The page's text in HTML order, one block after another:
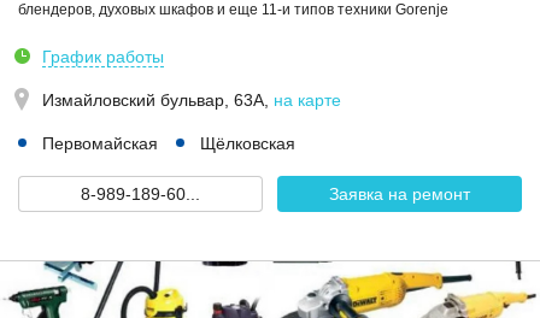
блендеров, духовых шкафов и еще 11-и типов техники Gorenje
График работы
Измайловский бульвар, 63А на карте
Первомайская Щёлковская
8-989-189-60... Заявка на ремонт